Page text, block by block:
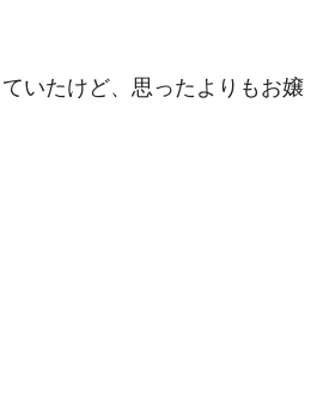
いたけど、思ったよりもお嬢